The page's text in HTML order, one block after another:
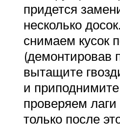
придется
несколько
снимаем кусок
(демонтировав
вытащите
и
проверяем
только после